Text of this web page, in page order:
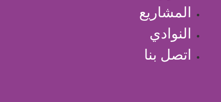
المشاريع
النوادي
اتصل بنا